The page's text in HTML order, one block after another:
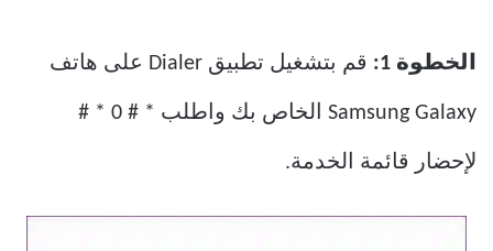
الخطوة 1: قم بتشغيل تطبيق Dialer على هاتف
Samsung Galaxy الخاص بك واطلب * # 0 * #
لإحضار قائمة الخدمة.